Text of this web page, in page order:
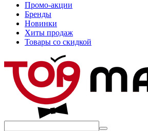
Промо-акции
Бренды
Новинки
Хиты продаж
Товары со скидкой